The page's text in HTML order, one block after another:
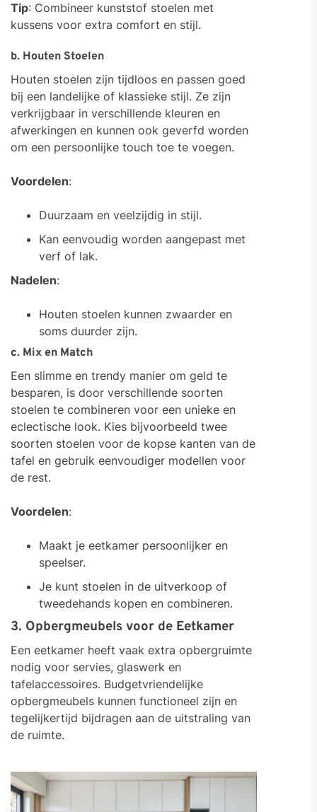
Tip: Combineer kunststof stoelen met
kussens voor extra comfort en stijl.
b. Houten Stoelen
Houten stoelen zijn tijdloos en passen goed
bij een landelijke of klassieke stijl. Ze zijn
verkrijgbaar in verschillende kleuren en
afwerkingen en kunnen ook geverfd worden
om een persoonlijke touch toe te voegen.
Voordelen:
Duurzaam en veelzijdig in stijl.
Kan eenvoudig worden aangepast met
verf of lak.
Nadelen:
Houten stoelen kunnen zwaarder en
soms duurder zijn.
c. Mix en Match
Een slimme en trendy manier om geld te
besparen, is door verschillende soorten
stoelen te combineren voor een unieke en
eclectische look. Kies bijvoorbeeld twee
soorten stoelen voor de kopse kanten van de
tafel en gebruik eenvoudiger modellen voor
de rest.
Voordelen:
Maakt je eetkamer persoonlijker en
speelser.
Je kunt stoelen in de uitverkoop of
tweedehands kopen en combineren.
3. Opbergmeubels voor de Eetkamer
Een eetkamer heeft vaak extra opbergruimte
nodig voor servies, glaswerk en
tafelaccessoires. Budgetvriendelijke
opbergmeubels kunnen functioneel zijn en
tegelijkertijd bijdragen aan de uitstraling van
de ruimte.